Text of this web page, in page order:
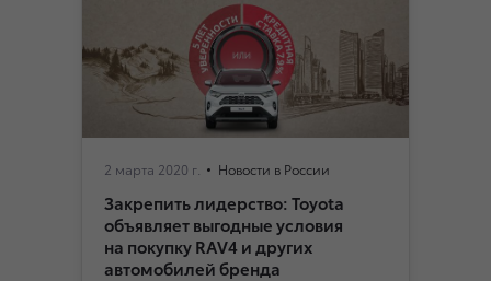
2 марта 2020 г. Новости в России
Закрепить лидерство: Toyota
объявляет выгодные условия
на покупку RAV4 и других
автомобилей бренда